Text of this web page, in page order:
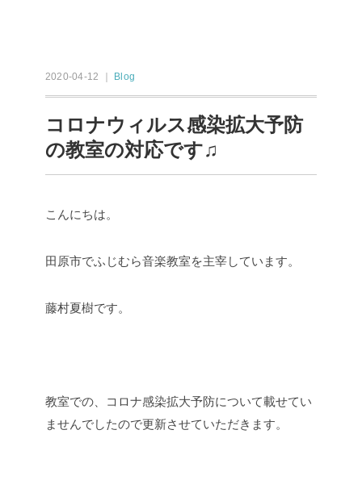
2020-04-12 ｜ Blog
コロナウィルス感染拡大予防
の教室の対応です♫
こんにちは。
田原市でふじむら音楽教室を主宰しています。
藤村夏樹です。
教室での、コロナ感染拡大予防について載せてい
ませんでしたので更新させていただきます。